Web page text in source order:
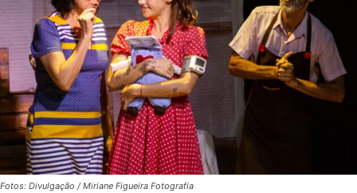
Fotos: Divulgação / Miriane Figueira Fotografia